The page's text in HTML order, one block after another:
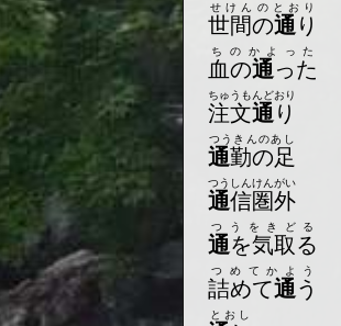
世間の通 り
せけんのとおり
血の通 った
ちのかよった
注文通 り
ちゅうもんどおり
通勤の足
つうきんのあし
通信圏外
つうしんけんがい
通を気取る
つうをきどる
詰めて通 う
つめてかよう
とおし